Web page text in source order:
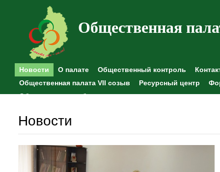
Общественная
Новости О палате Общественный контроль
Общественная палата VII созыв
Ресурсный центр
Общественные наблюдения
Новости